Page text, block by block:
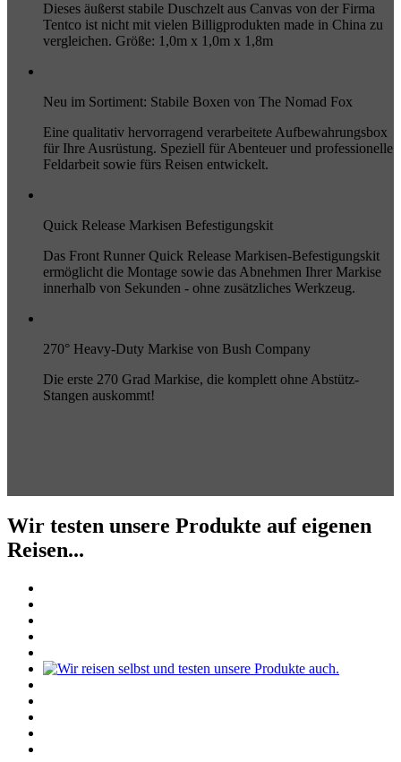
Dieses äußerst stabile Duschzelt aus Canvas von der Firma
Tentco ist nicht mit vielen Billigprodukten made in China zu
vergleichen. Größe: 1,0m x 1,0m x 1,8m
Neu im Sortiment: Stabile Boxen von The Nomad Fox
Eine qualitativ hervorragend verarbeitete Aufbewahrungsbox
für Ihre Ausrüstung. Speziell für Abenteuer und professionelle
Feldarbeit sowie fürs Reisen entwickelt.
Quick Release Markisen Befestigungskit
Das Front Runner Quick Release Markisen-Befestigungskit
ermöglicht die Montage sowie das Abnehmen Ihrer Markise
innerhalb von Sekunden - ohne zusätzliches Werkzeug.
270° Heavy-Duty Markise von Bush Company
Die erste 270 Grad Markise, die komplett ohne Abstütz-
Stangen auskommt!
Wir testen unsere Produkte auf eigenen
Reisen...